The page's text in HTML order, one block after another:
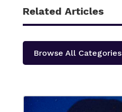
Related Articles
Browse All Categories